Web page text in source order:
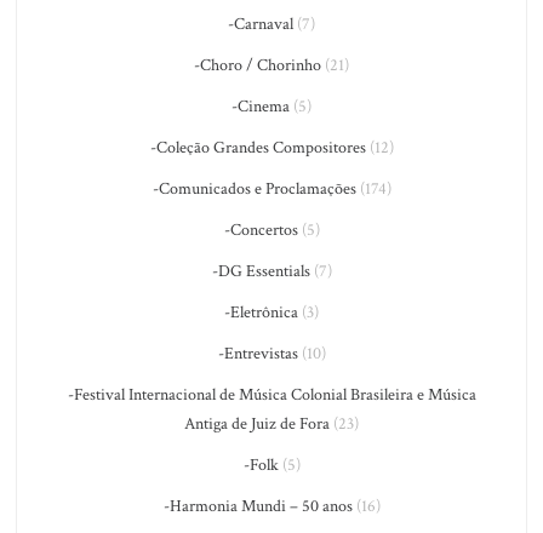
-Carnaval (7)
-Choro / Chorinho (21)
-Cinema (5)
-Coleção Grandes Compositores(12)
-Comunicados e Proclamações(174)
-Concertos(5)
-DG Essentials(7)
-Eletrônica (3)
-Entrevistas(10)
-Festival Internacional de Música Colonial Brasileira e Música
Antiga de Juiz de Fora (23)
-Folk(5)
-Harmonia Mundi – 50 anos(16)